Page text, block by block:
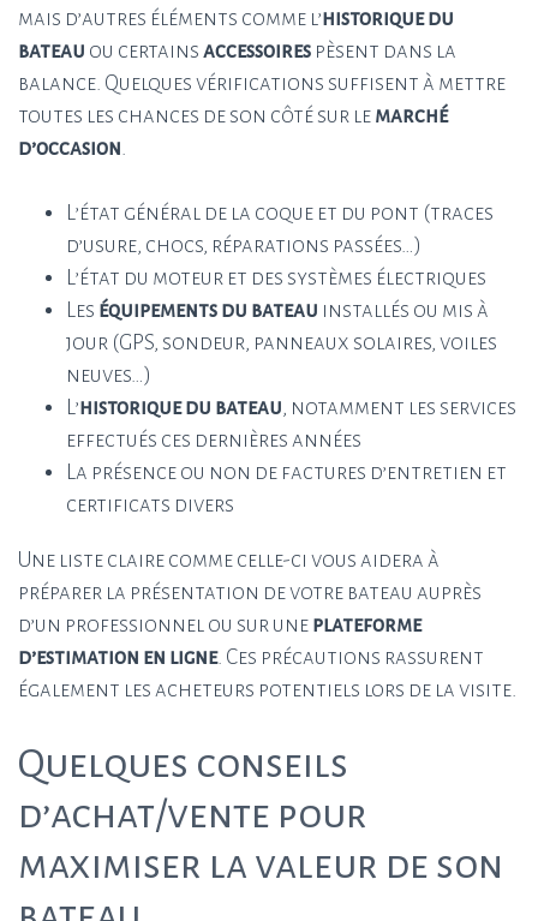
mais d’autres éléments comme l’historique du
bateau ou certains accessoires pèsent dans la
balance. Quelques vérifications suffisent à mettre
toutes les chances de son côté sur le marché
d’occasion.
L’état général de la coque et du pont (traces
d’usure, chocs, réparations passées…)
L’état du moteur et des systèmes électriques
Les équipements du bateau installés ou mis à
jour (GPS, sondeur, panneaux solaires, voiles
neuves…)
L’historique du bateau, notamment les services
effectués ces dernières années
La présence ou non de factures d’entretien et
certificats divers
Une liste claire comme celle-ci vous aidera à
préparer la présentation de votre bateau auprès
d’un professionnel ou sur une plateforme
d’estimation en ligne. Ces précautions rassurent
également les acheteurs potentiels lors de la visite.
Quelques conseils
d’achat/vente pour
maximiser la valeur de son